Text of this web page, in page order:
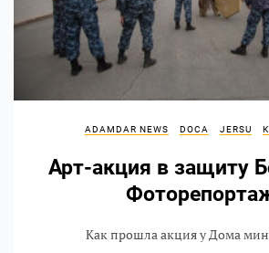
ADAMDAR NEWS DOCA JERSU
Арт-акция в защиту
Как прошла акция у Дома